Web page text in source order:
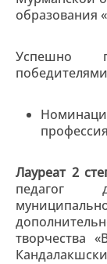
образования
Успешно
Лауреат 2
педагог
творчества